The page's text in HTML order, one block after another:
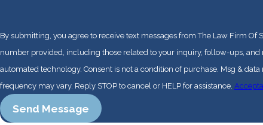
By submitting, you agree to receive text messages from The Law Firm Of
number provided, including those related to your inquiry, follow-ups, and
automated technology. Consent is not a condition of purchase. Msg & data rates may apply. Msg
frequency may vary. Reply STOP to cancel or HELP for assistance.
Send Message